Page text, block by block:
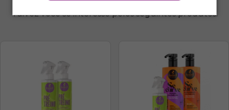
Talvez você se interesse pelos seguintes produtos.